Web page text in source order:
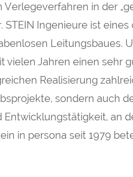
Verlegeverfahren in der
STEIN Ingenieure ist
Leitungsbaues.
Jahren einen sehr
Realisierung
sondern auch
an
in persona seit 1979